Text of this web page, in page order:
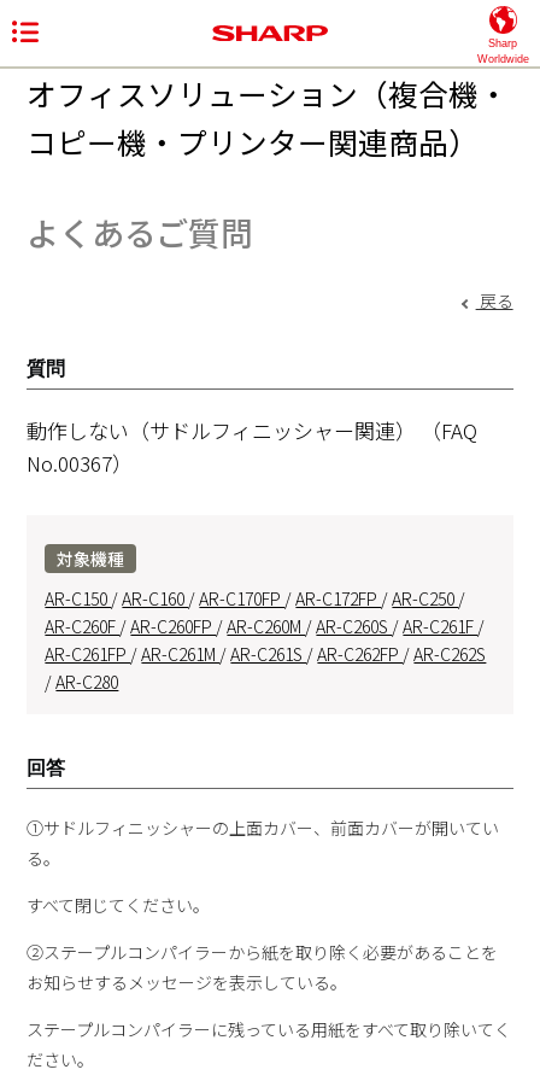
Sharp
Worldwide
オフィスソリューション（複合機・
コピー機・プリンター関連商品）
よくあるご質問
戻る
質問
動作しない（サドルフィニッシャー関連）
（FAQ
No.00367）
対象機種
AR-C150 /AR-C160 /AR-C170FP /AR-C172FP /AR-C250 /
AR-C260F /AR-C260FP /AR-C260M /AR-C260S /AR-C261F /
AR-C261FP /AR-C261M /AR-C261S /AR-C262FP /AR-C262S
/AR-C280
回答
①サドルフィニッシャーの上面カバー、前面カバーが開いてい
る。
すべて閉じてください。
②ステープルコンパイラーから紙を取り除く必要があることを
お知らせするメッセージを表示している。
ステープルコンパイラーに残っている用紙をすべて取り除いてく
ださい。